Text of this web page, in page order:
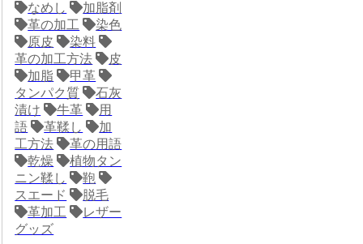
なめし
加脂剤
革の加工
染色
原皮
染料
革の加工方法
皮
加脂
甲革
タンパク質
石灰
漬け
牛革
用
語
革鞣し
加
工方法
革の用語
乾燥
植物タン
ニン鞣し
鞄
スエード
脱毛
革加工
レザー
グッズ